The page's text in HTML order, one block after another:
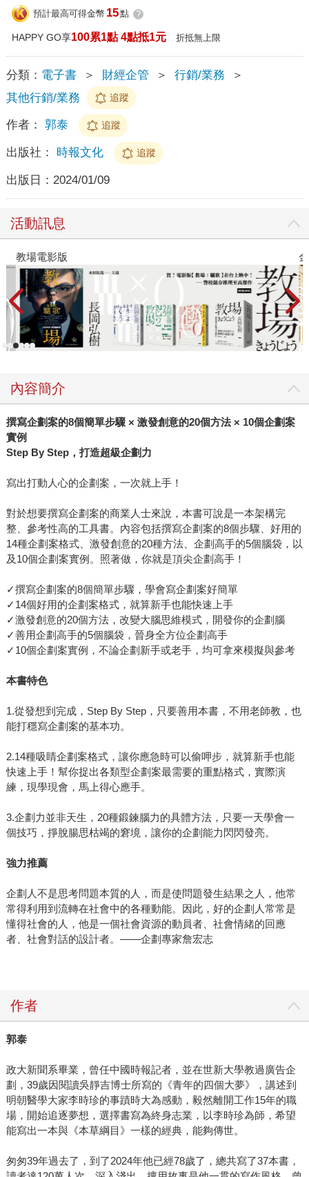
預計最高可得金幣 15點 ?
HAPPY GO享100累1點 4點抵1元 折抵無上限
分類： 電子書 ＞ 財經企管 ＞ 行銷/業務
＞
其他行銷/業務
追蹤
作者： 郭泰 追蹤
出版社： 時報文化 追蹤
出版日： 2024/01/09
活動訊息
教場電影版
內容簡介
撰寫企劃案的8個簡單步驟 × 激發創意的20個方法 × 10個企劃案
實例
Step By Step，打造超級企劃力
寫出打動人心的企劃案，一次就上手！
對於想要撰寫企劃案的商業人士來說，本書可說是一本架構完
整、參考性高的工具書。內容包括撰寫企劃案的8個步驟、好用的
14種企劃案格式、激發創意的20種方法、企劃高手的5個腦袋，以
及10個企劃案實例。照著做，你就是頂尖企劃高手！
✓撰寫企劃案的8個簡單步驟，學會寫企劃案好簡單
✓14個好用的企劃案格式，就算新手也能快速上手
✓激發創意的20個方法，改變大腦思維模式，開發你的企劃腦
✓善用企劃高手的5個腦袋，晉身全方位企劃高手
✓10個企劃案實例，不論企劃新手或老手，均可拿來模擬與參考
本書特色
1.從發想到完成，Step By Step，只要善用本書，不用老師教，也
能打穩寫企劃案的基本功。
2.14種吸睛企劃案格式，讓你應急時可以偷呷步，就算新手也能
快速上手！幫你捉出各類型企劃案最需要的重點格式，實際演
練，現學現會，馬上得心應手。
3.企劃力並非天生，20種鍛鍊腦力的具體方法，只要一天學會一
個技巧，掙脫腸思枯竭的窘境，讓你的企劃能力閃閃發亮。
強力推薦
企劃人不是思考問題本質的人，而是使問題發生結果之人，他常
常得利用到流轉在社會中的各種動能。因此，好的企劃人常常是
懂得社會的人，他是一個社會資源的動員者、社會情緒的回應
者、社會對話的設計者。——企劃專家詹宏志
作者
郭泰
政大新聞系畢業，曾任中國時報記者，並在世新大學教過廣告企
劃，39歲因閱讀吳靜吉博士所寫的《青年的四個大夢》，講述到
明朝醫學大家李時珍的事蹟時大為感動，毅然離開工作15年的職
場，開始追逐夢想，選擇書寫為終身志業，以李時珍為師，希望
能寫出一本與《本草綱目》一樣的經典，能夠傳世。
匆匆39年過去了，到了2024年他已經78歲了，總共寫了37本書，